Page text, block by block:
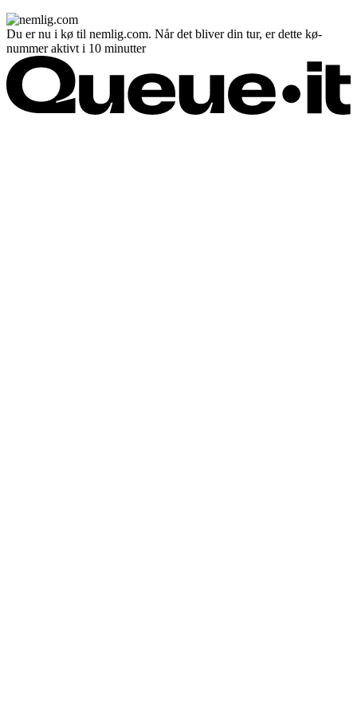
Du er nu i kø til nemlig.com. Når det bliver din tur, er dette kø-
nummer aktivt i 10 minutter